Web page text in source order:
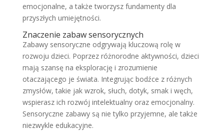
emocjonalne, a także tworzysz fundamenty dla
przyszłych umiejętności.
Znaczenie zabaw sensorycznych
Zabawy sensoryczne odgrywają kluczową rolę w
rozwoju dzieci. Poprzez różnorodne aktywności, dzieci
mają szansę na eksplorację i zrozumienie
otaczającego je świata. Integrując bodźce z różnych
zmysłów, takie jak wzrok, słuch, dotyk, smak i węch,
wspierasz ich rozwój intelektualny oraz emocjonalny.
Sensoryczne zabawy są nie tylko przyjemne, ale także
niezwykle edukacyjne.